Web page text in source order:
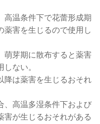
高温条件下で花蕾形成期
薬害を生じるので使用し
萌芽期に散布すると薬害
ない。
降は薬害を生じるおそれ
、高温多湿条件下および
害が生じるおそれがある